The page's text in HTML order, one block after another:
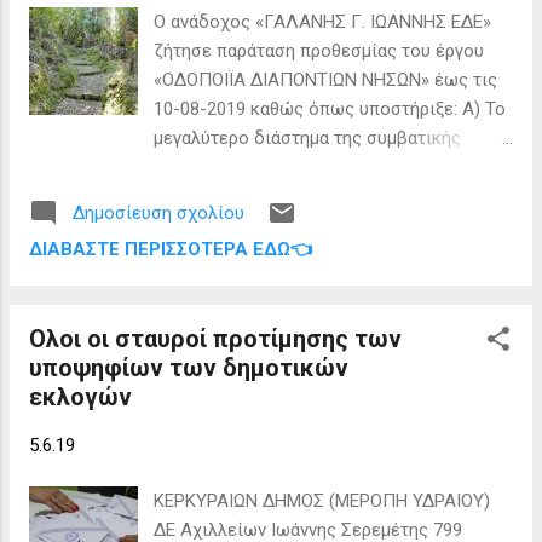
είσοδο του Κόλπου της Αυλώνας. Δεν έχει
μόνιμους κατοίκους, τουλάχιστον επίσημα.
Η Σάσων ή Σασώ είναι γνωστή ήδη από
την αρχαιότητα. Ο Πολύβιος την αναφέρει
σε ένα «επεισόδιο» του πολέμου ανάμεσα
Ρωμαίους (215 π.Χ.). Ο Σκύλαξ ο
Καρυανδεύς γράφει :«Κατά ταύτα έστι τα
Στράβωνας την αναφέρει πρώτο...
Ο ανάδοχος «ΓΑΛΑΝΗΣ Γ. ΙΩΑΝΝΗΣ ΕΔΕ»
ζήτησε παράταση προθεσμίας του έργου
«ΟΔΟΠΟΙΪΑ ΔΙΑΠΟΝΤΙΩΝ ΝΗΣΩΝ» έως τις
10-08-2019 καθώς όπως υποστήριξε: Α) Το
μεγαλύτερο διάστημα της συμβατικής
εκτέλεση εργασιών (χωματουργικά,
εκσκαφές, διαστρώσεις σκυροδέματος),
Κέρκυρα πρόσφατα ομαλοποιήθηκε, καθώς
όλο το προηγούμενο διάστημα δεν ήταν
Δημοσίευση σχολίου
ΔΙΑΒΆΣΤΕ ΠΕΡΙΣΣΌΤΕΡΑ ΕΔΏ👈
Ολοι οι σταυροί προτίμησης των
υποψηφίων των δημοτικών
εκλογών
5.6.19
ΚΕΡΚΥΡΑΙΩΝ ΔΗΜΟΣ (ΜΕΡΟΠΗ ΥΔΡΑΙΟΥ)
ΔΕ Αχιλλείων Ιωάννης Σερεμέτης 799